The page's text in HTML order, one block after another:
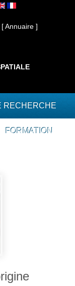
[ Annuaire ]
RECHERCHE
FORMATION